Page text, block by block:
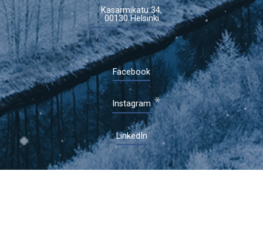
Kasarmikatu 34,
00130 Helsinki
Facebook
Instagram
LinkedIn